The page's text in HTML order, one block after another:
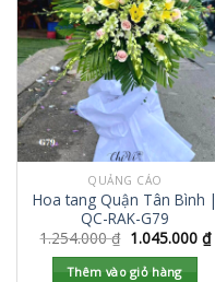
QUẢNG CÁO
Hoa tang Quận Tân Bình |
QC-RAK-G79
1.254.000₫ 1.045.000 ₫
Thêm vào giỏ hàng